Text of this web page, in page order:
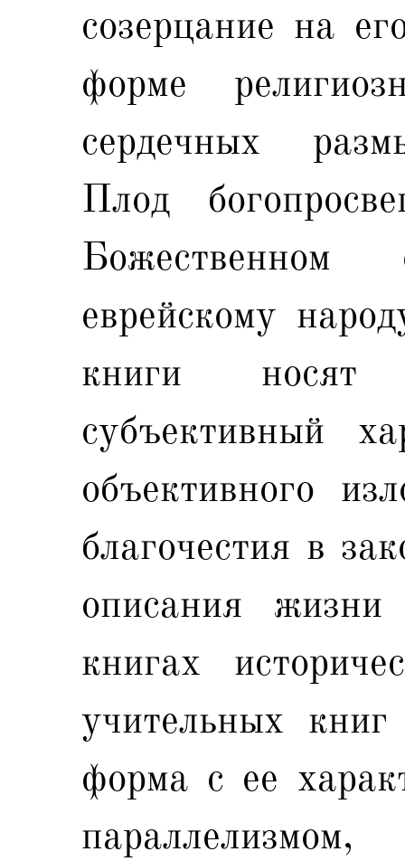
созерцание на
форме
сердечных
Плод
Божественном
еврейскому
книги носят
субъективный
объективного
благочестия в
описания жизни
книгах
учительных
форма с ее